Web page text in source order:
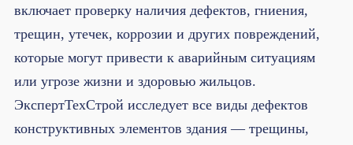
включает проверку наличия дефектов, гниения,
трещин, утечек, коррозии и других повреждений,
которые могут привести к аварийным ситуациям
или угрозе жизни и здоровью жильцов.
ЭкспертТехСтрой исследует все виды дефектов
конструктивных элементов здания — трещины,